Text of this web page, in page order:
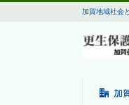
加賀地域社会
加